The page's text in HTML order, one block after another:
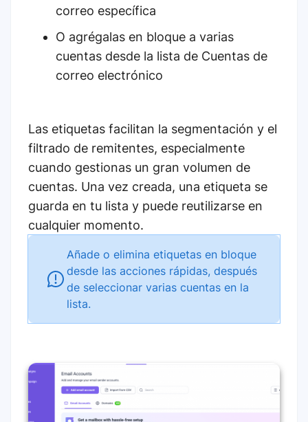
correo específica
O agrégalas en bloque a varias
cuentas desde la lista de Cuentas de
correo electrónico
Las etiquetas facilitan la segmentación y el
filtrado de remitentes, especialmente
cuando gestionas un gran volumen de
cuentas. Una vez creada, una etiqueta se
guarda en tu lista y puede reutilizarse en
cualquier momento.
Añade o elimina etiquetas en bloque
desde las acciones rápidas, después
de seleccionar varias cuentas en la
lista.